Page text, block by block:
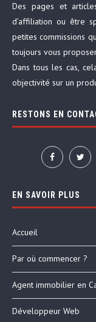
Des pages et
d’affiliation ou être
petites commissions
toujours vous
Dans tous les cas,
objectivité sur un
RESTONS EN
EN SAVOIR PLUS
Accueil
Par où commencer ?
Agent immobilier en
Développeur Web